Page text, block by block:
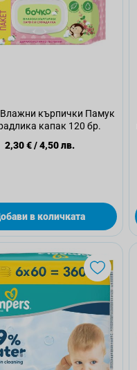
кърпички Памук
капак 120 бр.
2,30 €/4,50 лв.
в количката